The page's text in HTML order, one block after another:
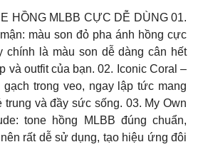
HỒNG MLBB CỰC DỄ DÙNG 01.
màu son đỏ pha ánh hồng cực
chính là màu son dễ dàng cân hết
và outfit của bạn. 02. Iconic Coral –
trong veo, ngay lập tức mang
trung và đầy sức sống. 03. My Own
tone hồng MLBB đúng chuẩn,
rất dễ sử dụng, tạo hiệu ứng đôi